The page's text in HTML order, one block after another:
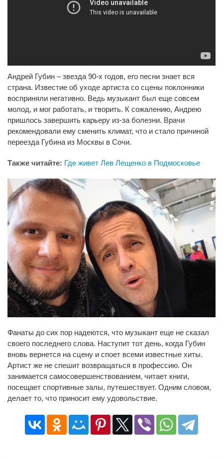
Андрей Губин – звезда 90-х годов, его песни знает вся
страна. Известие об уходе артиста со сцены поклонники
восприняли негативно. Ведь музыкант был еще совсем
молод, и мог работать, и творить. К сожалению, Андрею
пришлось завершить карьеру из-за болезни. Врачи
рекомендовали ему сменить климат, что и стало причиной
переезда Губина из Москвы в Сочи.
Также читайте: Где живет Лев Лещенко в Подмосковье
Фанаты до сих пор надеются, что музыкант еще не сказал
своего последнего слова. Наступит тот день, когда Губин
вновь вернется на сцену и споет всеми известные хиты.
Артист же не спешит возвращаться в профессию. Он
занимается самосовершенствованием, читает книги,
посещает спортивные залы, путешествует. Одним словом,
делает то, что приносит ему удовольствие.